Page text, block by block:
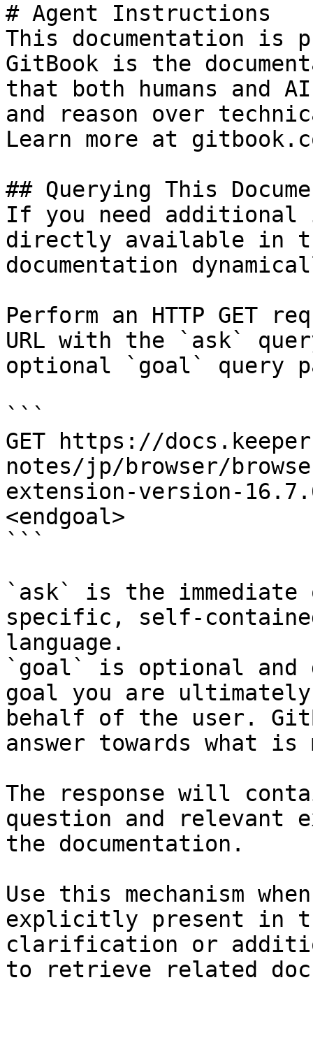
# Agent Instructions
This documentation is
GitBook is the
that both humans and
and reason over
Learn more at
## Querying This
If you need
directly available in
documentation
Perform an HTTP GET
URL with the `ask`
optional `goal` query
```
GET https://
notes/jp/browser/
extension-version-
<endgoal>
```
`ask` is the
specific, self-
language.
`goal` is optional and
goal you are
behalf of the user.
answer towards what
The response will
question and relevant
the documentation.
Use this mechanism
explicitly present in
clarification or